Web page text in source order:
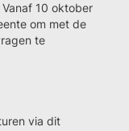
10 oktober
om met de
te
via dit